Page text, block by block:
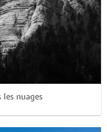
nuages